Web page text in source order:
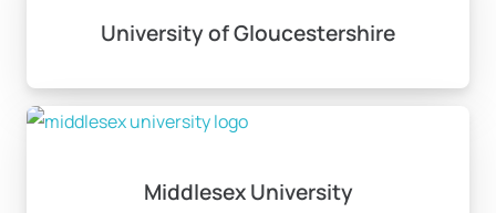
University of Gloucestershire
Middlesex University